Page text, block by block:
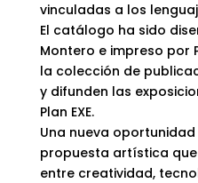
vinculadas a los
El catálogo ha sido
Montero e impreso por
la colección de
y difunden las
Plan EXE.
Una nueva
propuesta artística
entre creatividad,